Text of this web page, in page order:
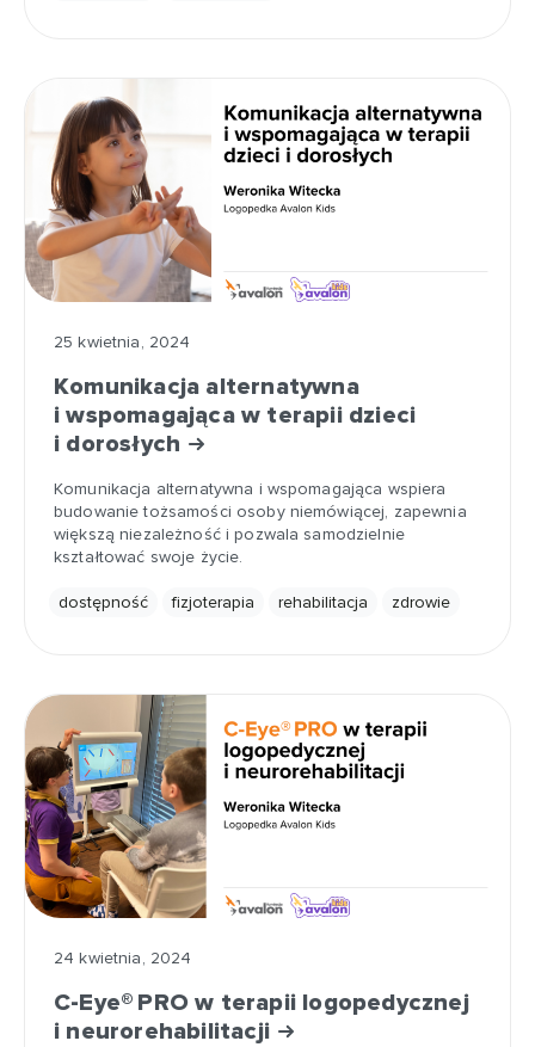
25 kwietnia, 2024
Komunikacja alternatywna
i wspomagająca w terapii dzieci
i dorosłych
Komunikacja alternatywna i wspomagająca wspiera
budowanie tożsamości osoby niemówiącej, zapewnia
większą niezależność i pozwala samodzielnie
kształtować swoje życie.
dostępność fizjoterapia rehabilitacja zdrowie
24 kwietnia, 2024
C-Eye® PRO w terapii logopedycznej
i neurorehabilitacji